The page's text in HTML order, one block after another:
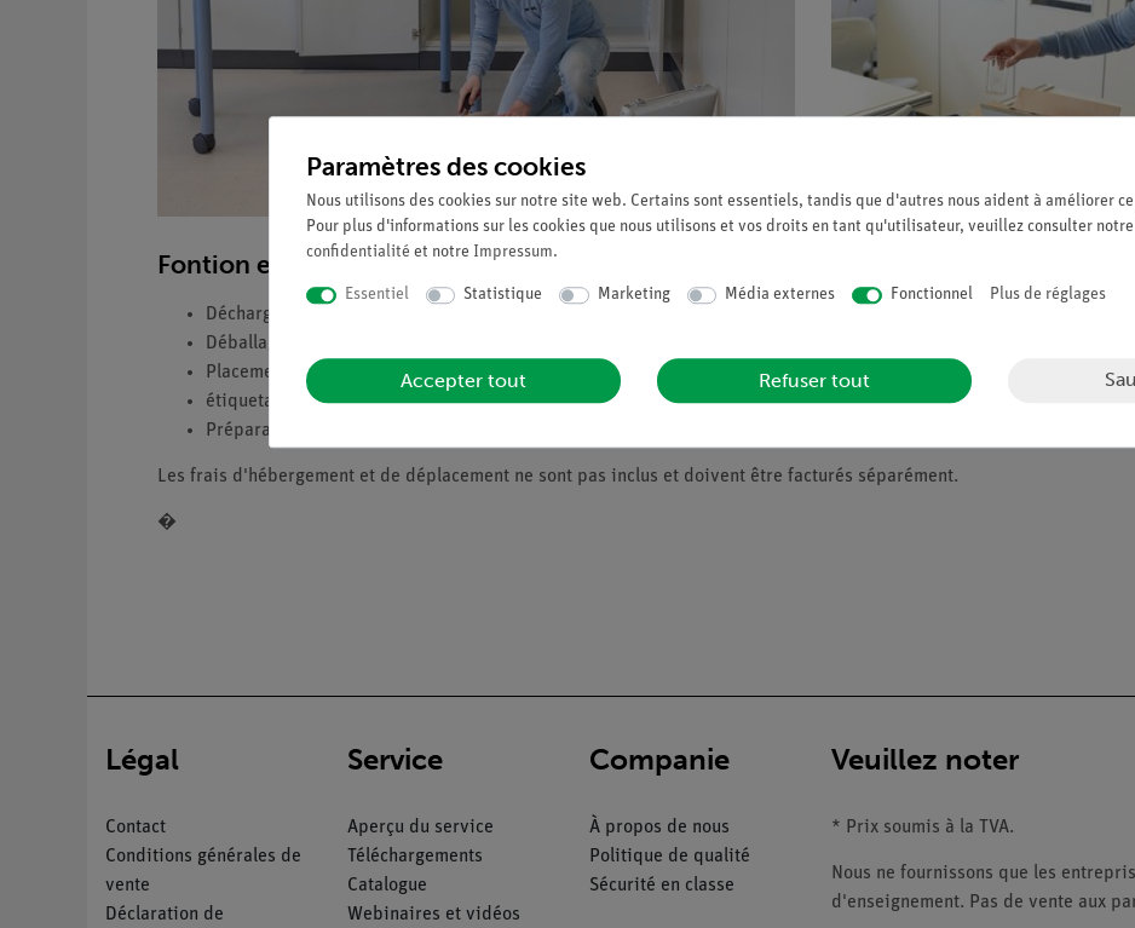
Fontion et applications
Déchargement de la livraison dans les zones prévues à cet effet
Déballage des appareils et contrôle conjoint de l'exhaustivité à l'aide des bons de livraison
Placement conjoint des appareils dans les systèmes de stockage/classement et les armoires proposés
étiquetage des systèmes de stockage
Préparation d'une fiche d'inventaire (Excel) avec l'emplacement de stockage
Les frais d'hébergement et de déplacement ne sont pas inclus et doivent être facturés séparément.
�
Légal
Contact
Conditions générales de
vente
Déclaration de
Service
Aperçu du service
Téléchargements
Catalogue
Webinaires et vidéos
Companie
À propos de nous
Politique de qualité
Sécurité en classe
Veuillez noter
* Prix soumis à la TVA.
Nous ne fournissons que les
d'enseignement. Pas de vente aux
Paramètres des cookies
Nous utilisons des cookies sur notre site web. Certains sont essentiels, tandis que d'autres nous aident à améliorer
Pour plus d'informations sur les cookies que nous utilisons et vos droits en tant qu'utilisateur, veuillez consulter notre
confidentialité et notre Impressum.
Essentiel Statistique Marketing Média externes Fonctionnel Plus de réglages
Accepter tout Refuser tout